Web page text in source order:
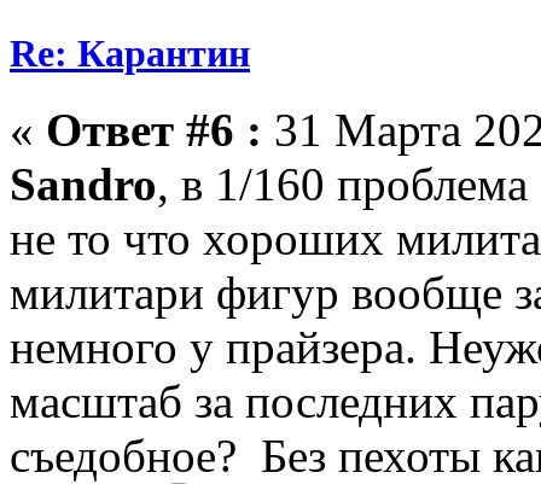
Re: Карантин
« Ответ #6 : 31 Марта
Sandro, в 1/160
не то что хороших
милитари фигур вообще
немного у прайзера.
масштаб за последних
съедобное? Без пехоты